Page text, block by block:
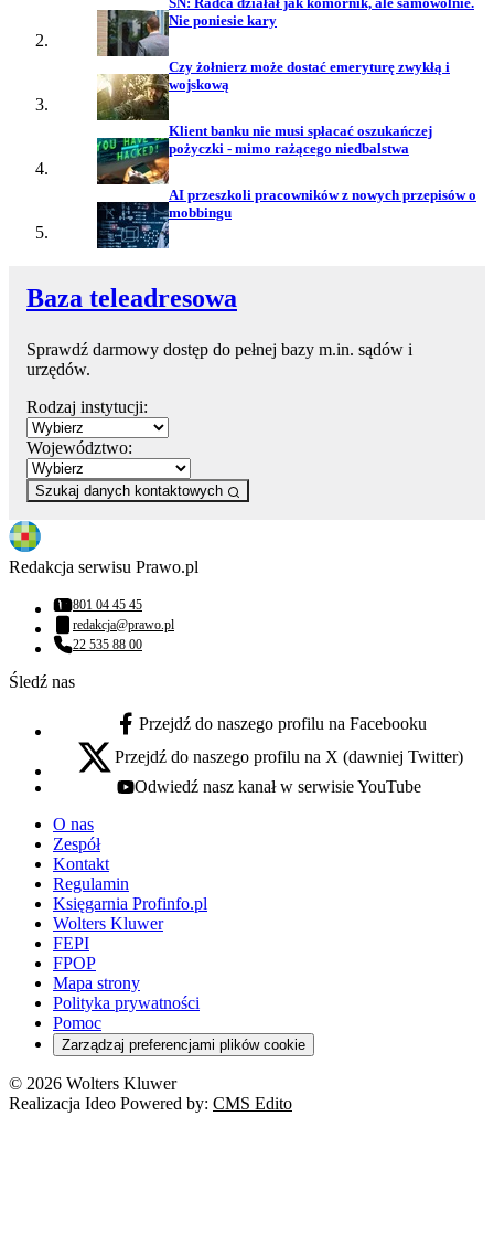
Nie poniesie kary
Czy żołnierz może dostać emeryturę zwykłą i
wojskową
Klient banku nie musi spłacać oszukańczej
pożyczki - mimo rażącego niedbalstwa
AI przeszkoli pracowników z nowych przepisów o
mobbingu
Baza teleadresowa
Sprawdź darmowy dostęp do pełnej bazy m.in. sądów i
urzędów.
Rodzaj instytucji:
Województwo:
Szukaj danych kontaktowych
Redakcja serwisu Prawo.pl
Numer telefonu:
801 04 45 45
Adres email:
redakcja@prawo.pl
Numer telefonu:
22 535 88 00
Śledź nas
facebook - otwiera się w nowej karcie
Przejdź do naszego profilu na Facebooku
x - otwiera się w nowej karcie
Przejdź do naszego profilu na X (dawniej Twitter)
youtube - otwiera się w nowej karcie
Odwiedź nasz kanał w serwisie YouTube
O nas
Zespół
Kontakt
Regulamin
Księgarnia Profinfo.pl
Wolters Kluwer
FEPI
FPOP
Mapa strony
Polityka prywatności
Pomoc
Zarządzaj preferencjami plików cookie
© 2026 Wolters Kluwer
Realizacja Ideo Powered by: CMS Edito